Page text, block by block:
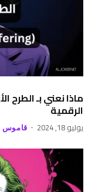
ماذا نعني بـ الطرح
الرقمية
يوليو 18, 2024 قاموس